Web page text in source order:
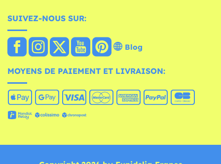
SUIVEZ-NOUS SUR:
Blog
MOYENS DE PAIEMENT ET LIVRAISON: